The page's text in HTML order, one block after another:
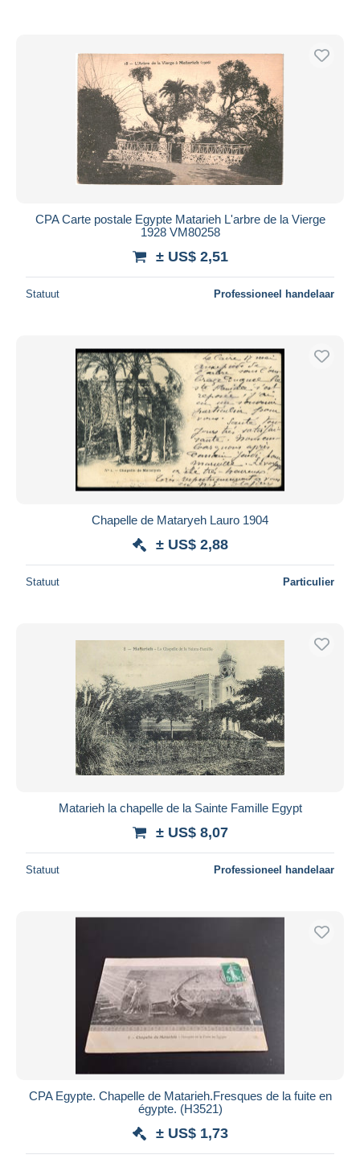
CPA Carte postale Egypte Matarieh L'arbre de la Vierge
1928 VM80258
± US$ 2,51
Statuut Professioneel handelaar
Chapelle de Mataryeh Lauro 1904
± US$ 2,88
Statuut Particulier
Matarieh la chapelle de la Sainte Famille Egypt
± US$ 8,07
Statuut Professioneel handelaar
CPA Egypte. Chapelle de Matarieh.Fresques de la fuite en
égypte. (H3521)
± US$ 1,73